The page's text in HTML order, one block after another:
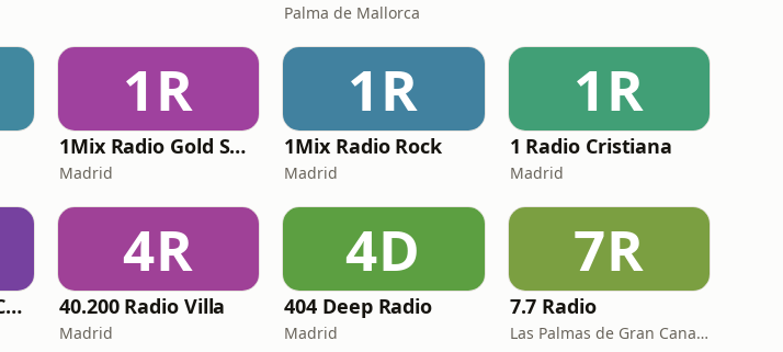
Palma de Mallorca
1R
1Mix Radio Gold Series
Madrid
1R
1Mix Radio Rock
Madrid
1R
1 Radio Cristiana
Madrid
3CatInfo (abans Catalunya Informació)
4R
40.200 Radio Villa
Madrid
4D
404 Deep Radio
Madrid
7R
7.7 Radio
Las Palmas de Gran Canaria · 89.6 FM